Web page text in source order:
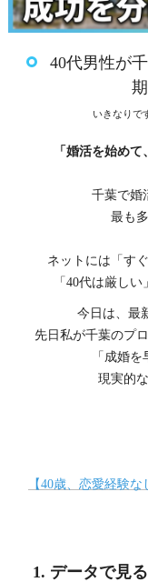
40代男性が
いきなりで
「婚活を始め
千葉で婚
最も
ネットには「す
「40代は厳し
今日は、最
先日私が千葉のプ
「成婚
現実的
【40歳、恋愛経験
1. データで見